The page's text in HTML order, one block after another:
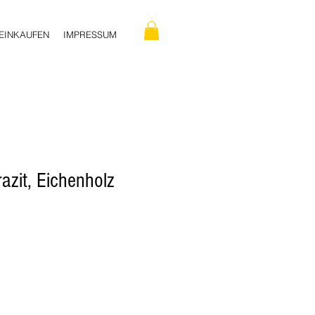
EINKAUFEN IMPRESSUM
Eichenholz